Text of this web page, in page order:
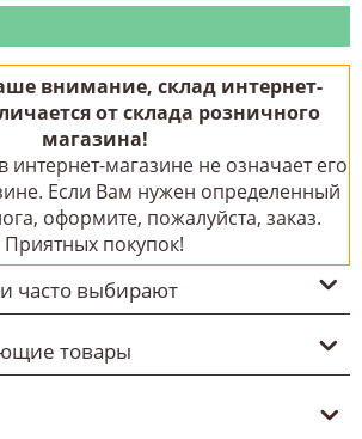
внимание, склад интернет-
от склада розничного
магазина!
интернет-магазине не означает его
Если Вам нужен определенный
оформите, пожалуйста, заказ.
Приятных покупок!
часто выбирают
товары